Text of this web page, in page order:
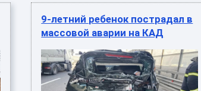
9-летний ребенок пострадал в
массовой аварии на КАД